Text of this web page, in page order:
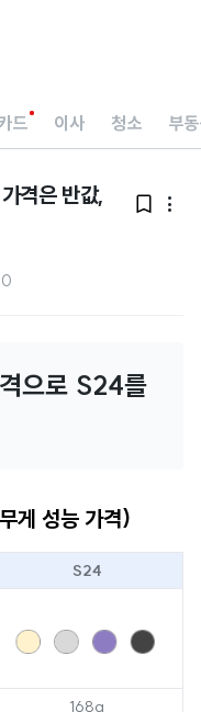
드 이사 청소 부
격은 반값,
 
0
으로 S24를
게 성능 가격)
S24
168g